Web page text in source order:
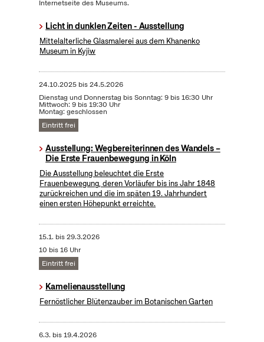
Internetseite des Museums.
Licht in dunklen Zeiten - Ausstellung
Mittelalterliche Glasmalerei aus dem Khanenko
Museum in Kyjiw
24.10.2025bis24.5.2026
Dienstag und Donnerstag bis Sonntag: 9 bis 16:30 Uhr
Mittwoch: 9 bis 19:30 Uhr
Montag: geschlossen
Eintritt frei
Ausstellung: Wegbereiterinnen des Wandels –
Die Erste Frauenbewegung in Köln
Die Ausstellung beleuchtet die Erste
Frauenbewegung, deren Vorläufer bis ins Jahr 1848
zurückreichen und die im späten 19. Jahrhundert
einen ersten Höhepunkt erreichte.
15.1. bis29.3.2026
10 bis 16 Uhr
Eintritt frei
Kamelienausstellung
Fernöstlicher Blütenzauber im Botanischen Garten
6.3. bis19.4.2026